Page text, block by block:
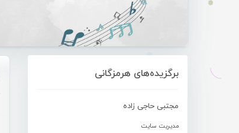
برگزیده‌های هرمزگانی
مجتبی حاجی زاده
مدیریت سایت